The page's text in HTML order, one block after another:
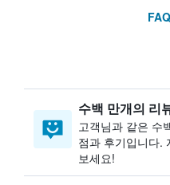
수백 만개의 리
고객님과 같은 수
점과 후기입니다.
보세요!